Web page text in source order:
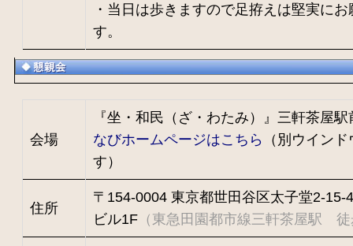
・当日は歩きますので足拵えは堅実に
す。
会場
『坐・和民（ざ・わたみ）』三軒茶屋駅
なびホームページはこちら
（別ウイン
す）
住所
〒154-0004 東京都世田谷区太子堂2-15-
ビル1F（東急田園都市線三軒茶屋駅 徒